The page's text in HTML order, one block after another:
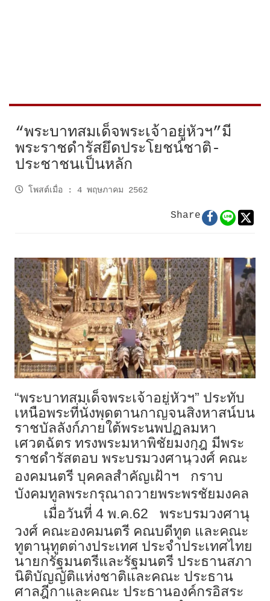
“พระบาทสมเด็จพระเจ้าอยู่หัวฯ”มี
พระราชดำรัสยึดประโยชน์ชาติ-
ประชาชนเป็นหลัก
โพสต์เมื่อ : 4 พฤษภาคม 2562
Share
“พระบาทสมเด็จพระเจ้าอยู่หัวฯ” ประทับ
เหนือพระที่นั่งพุดตานกาญจนสิงหาสน์บน
ราชบัลลังก์ภายใต้พระนพปฏลมหา
เศวตฉัตร ทรงพระมหาพิชัยมงกุฎ มีพระ
ราชดำรัสตอบ พระบรมวงศานุวงศ์ คณะ
องคมนตรี บุคคลสำคัญเฝ้าฯ
กราบ
บังคมทูลพระกรุณาถวายพระพรชัยมงคล
เมื่อวันที่ 4 พ.ค.62
พระบรมวงศานุ
วงศ์ คณะองคมนตรี คณบดีทูต และคณะ
ทูตานุทูตต่างประเทศ ประจำประเทศไทย
นายกรัฐมนตรีและรัฐมนตรี ประธานสภา
นิติบัญญัติแห่งชาติและคณะ ประธาน
ศาลฎีกาและคณะ ประธานองค์กรอิสระ